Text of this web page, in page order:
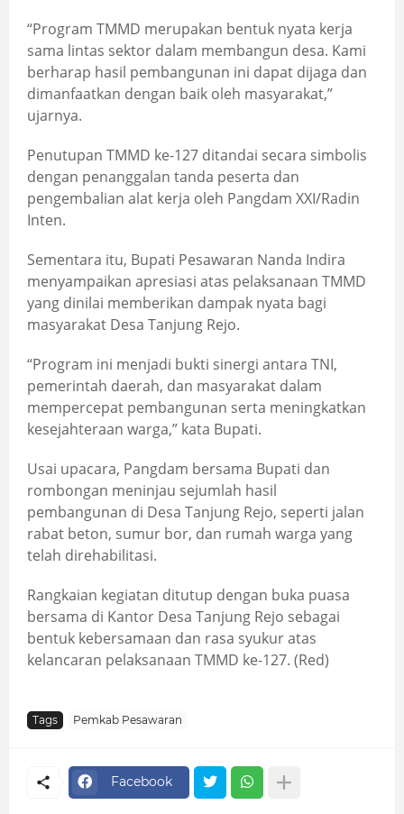
“Program TMMD merupakan bentuk nyata kerja
sama lintas sektor dalam membangun desa. Kami
berharap hasil pembangunan ini dapat dijaga dan
dimanfaatkan dengan baik oleh masyarakat,”
ujarnya.
Penutupan TMMD ke-127 ditandai secara simbolis
dengan penanggalan tanda peserta dan
pengembalian alat kerja oleh Pangdam XXI/Radin
Inten.
Sementara itu, Bupati Pesawaran Nanda Indira
menyampaikan apresiasi atas pelaksanaan TMMD
yang dinilai memberikan dampak nyata bagi
masyarakat Desa Tanjung Rejo.
“Program ini menjadi bukti sinergi antara TNI,
pemerintah daerah, dan masyarakat dalam
mempercepat pembangunan serta meningkatkan
kesejahteraan warga,” kata Bupati.
Usai upacara, Pangdam bersama Bupati dan
rombongan meninjau sejumlah hasil
pembangunan di Desa Tanjung Rejo, seperti jalan
rabat beton, sumur bor, dan rumah warga yang
telah direhabilitasi.
Rangkaian kegiatan ditutup dengan buka puasa
bersama di Kantor Desa Tanjung Rejo sebagai
bentuk kebersamaan dan rasa syukur atas
kelancaran pelaksanaan TMMD ke-127. (Red)
Tags Pemkab Pesawaran
Facebook